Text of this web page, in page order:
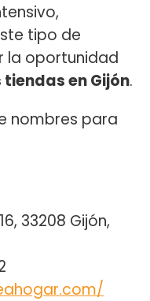
tipo de
la oportunidad
en Gijón.
nombres para
33208 Gijón,